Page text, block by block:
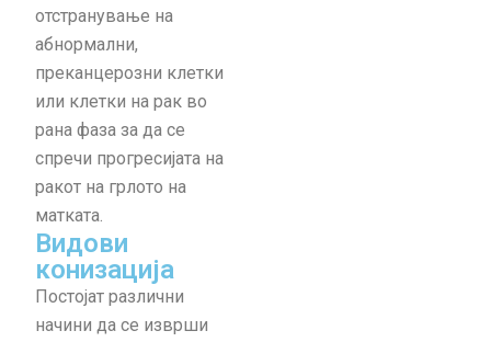
отстранување на
абнормални,
преканцерозни клетки
или клетки на рак во
рана фаза за да се
спречи прогресијата на
ракот на грлото на
матката.
Видови
конизација
Постојат различни
начини да се изврши